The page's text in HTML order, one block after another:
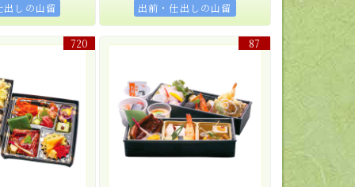
出しの山留
出前・仕出しの山留
720 87